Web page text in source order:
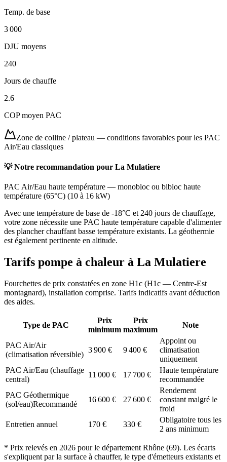
Temp. de base
3 000
DJU moyens
240
Jours de chauffe
2.6
COP moyen PAC
Zone de colline / plateau — conditions favorables pour les PAC
Air/Eau classiques
💡 Notre recommandation pour La Mulatiere
PAC Air/Eau haute température — monobloc ou bibloc haute
température (65°C) (10 à 16 kW)
Avec une température de base de -18°C et 240 jours de chauffage,
votre zone nécessite une PAC haute température capable d'alimenter
des plancher chauffant basse température existants. La géothermie
est également pertinente en altitude.
Tarifs pompe à chaleur à La Mulatiere
Fourchettes de prix constatées en zone H1c (H1c — Centre-Est
montagnard), installation comprise. Tarifs indicatifs avant déduction
des aides.
Type de PAC
Prix
minimum
Prix
maximum
Note
PAC Air/Air
(climatisation réversible)
3 900 € 9 400 €
Appoint ou
climatisation
uniquement
PAC Air/Eau (chauffage
central)
11 000 € 17 700 €
Haute température
recommandée
PAC Géothermique
(sol/eau)Recommandé
16 600 € 27 600 €
Rendement
constant malgré le
froid
Entretien annuel
170 € 330 €
Obligatoire tous les
2 ans minimum
* Prix relevés en 2026 pour le département Rhône (69). Les écarts
s'expliquent par la surface à chauffer, le type d'émetteurs existants et